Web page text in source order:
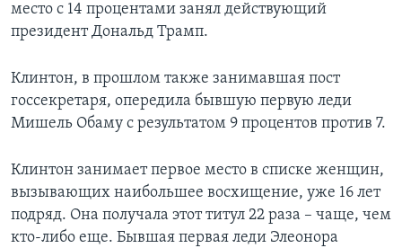
место с 14 процентами занял действующий
президент Дональд Трамп.
Клинтон, в прошлом также занимавшая пост
госсекретаря, опередила бывшую первую леди
Мишель Обаму с результатом 9 процентов против 7.
Клинтон занимает первое место в списке женщин,
вызывающих наибольшее восхищение, уже 16 лет
подряд. Она получала этот титул 22 раза – чаще, чем
кто-либо еще. Бывшая первая леди Элеонора